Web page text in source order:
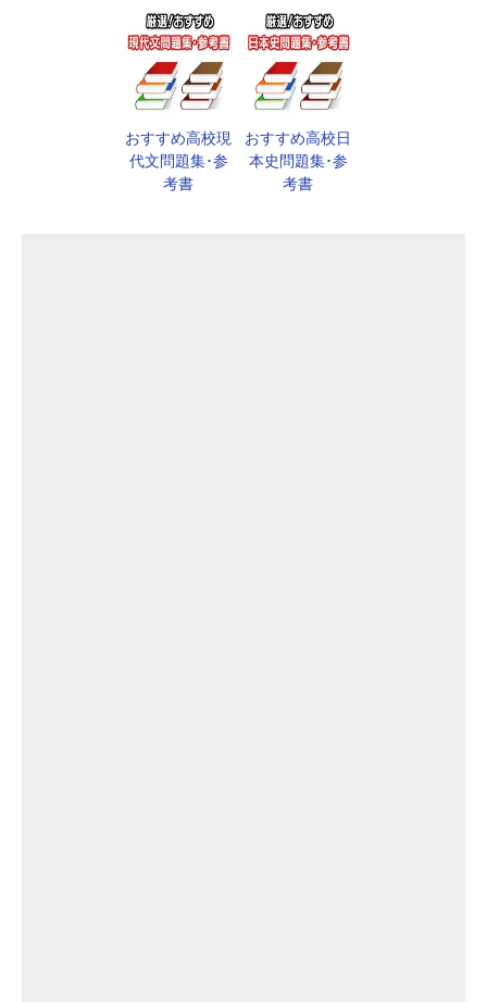
おすすめ高校現
代文問題集･参
考書
おすすめ高校日
本史問題集･参
考書